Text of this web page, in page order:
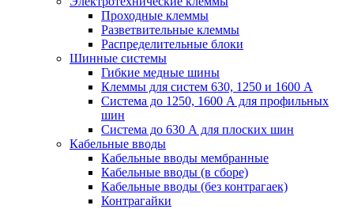
Проходные клеммы
Разветвительные клеммы
Распределительные блоки
Шинные системы
Гибкие медные шины
Клеммы для систем 630, 1250 и 1600 А
Система до 1250, 1600 А для профильных
шин
Система до 630 А для плоских шин
Кабельные вводы
Кабельные вводы мембранные
Кабельные вводы (в сборе)
Кабельные вводы (без контрагаек)
Контрагайки